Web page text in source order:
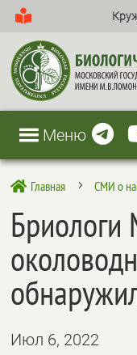
Меню
 Главная 5 СМИ о
Бриологи
Июл 6, 2022